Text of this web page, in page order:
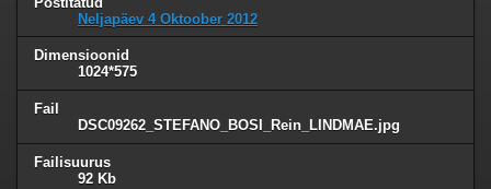
Neljapäev 4 Oktoober 2012
Dimensioonid
1024*575
Fail
DSC09262_STEFANO_BOSI_Rein_LINDMAE.jpg
Failisuurus
92 Kb